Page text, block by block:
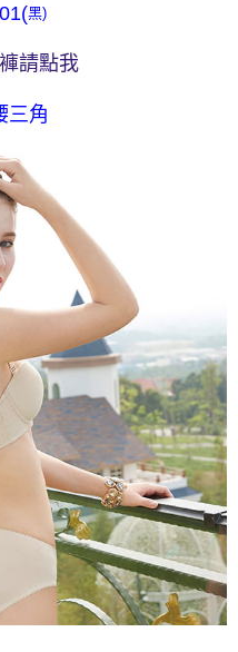
使用額度並採取法律行動。
內與線上客服核對收
)
黑)
請點我
三角